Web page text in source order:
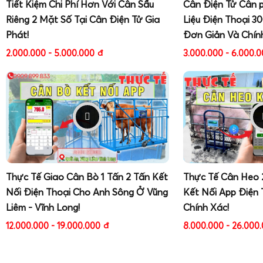
Màn hình hiển thị sai số, nhảy số liên tục
Kiểm tra bề mặt đặt cân: đảm bảo phẳng, không
Nếu vẫn sai số lớn: có thể loadcell bị lệch hoặc
chuyên sâu.
Cân không về 0 sau khi bỏ vật cân
Nhấn nút ZERO hoặc TARE để đưa cân về 0.
Kiểm tra xem có vật nhỏ, bụi bẩn, mảnh bao
hay không.
Nếu thường xuyên không về 0: nên hiệu
thuật.
Cân báo quá tải (OVERLOAD)
Do đặt vật nặng vượt tải trọng tối đa (1kg, 2kg
Tiết Kiệm Chi Phí Hơn Với Cân Sầu
Riêng 2 Mặt Số Tại Cân Điện Tử Gia
Phát!
2.000.000 - 5.000.000 đ
Cân Điện Tử Cân
Liệu Điện Thoại
Đơn Giản Và
3.000.000 -
Thực Tế Giao Cân Bò 1 Tấn 2 Tấn Kết
Nối Điện Thoại Cho Anh Sông Ở Vũng
Liêm - Vĩnh Long!
12.000.000 - 19.000.000 đ
Thực Tế Cân
Kết Nối App Điện
Chính Xác!
8.000.000 -